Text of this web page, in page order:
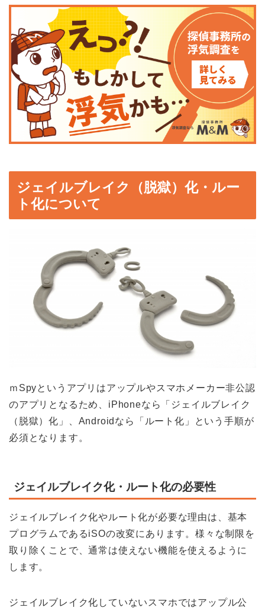
ジェイルブレイク（脱獄）化・ルー
ト化について
ｍSpyというアプリはアップルやスマホメーカー非公認
のアプリとなるため、iPhoneなら「ジェイルブレイク
（脱獄）化」、Androidなら「ルート化」という手順が
必須となります。
ジェイルブレイク化・ルート化の必要性
ジェイルブレイク化やルート化が必要な理由は、基本
プログラムであるiSOの改変にあります。様々な制限を
取り除くことで、通常は使えない機能を使えるように
します。
ジェイルブレイク化していないスマホではアップル公